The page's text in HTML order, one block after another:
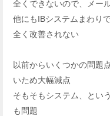
全くできないので、メー
他にもIBシステムまわり
全く改善されない
以前からいくつかの問題
いため大幅減点
そもそもシステム、とい
も問題